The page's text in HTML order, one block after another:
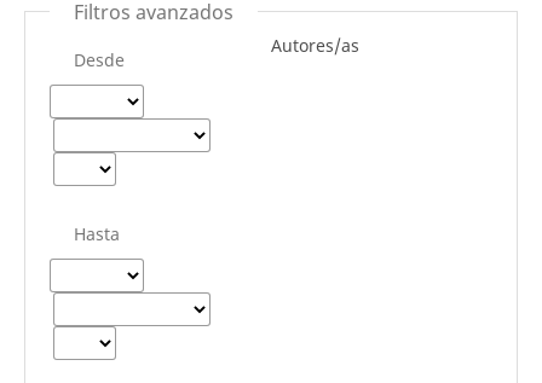
Filtros avanzados
Desde
Hasta
Autores/as